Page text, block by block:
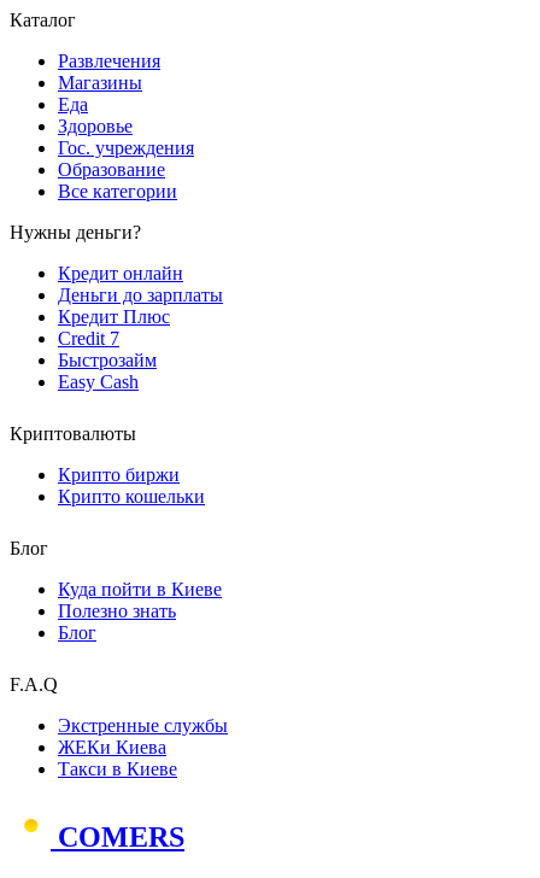
Каталог
Развлечения
Магазины
Еда
Здоровье
Гос. учреждения
Образование
Все категории
Нужны деньги?
Кредит онлайн
Деньги до зарплаты
Кредит Плюс
Credit 7
Быстрозайм
Easy Cash
Криптовалюты
Крипто биржи
Крипто кошельки
Блог
Куда пойти в Киеве
Полезно знать
Блог
F.A.Q
Экстренные службы
ЖЕКи Киева
Такси в Киеве
COMERS